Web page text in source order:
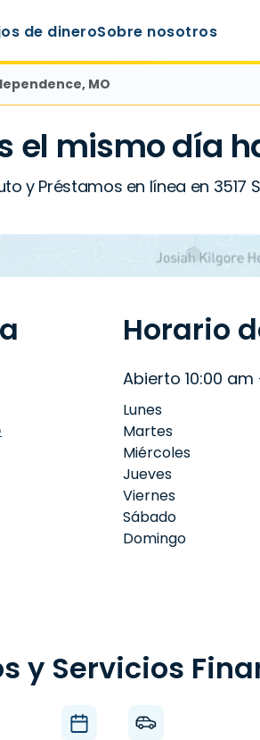
de dineroSobre nosotros
MO
el mismo día
y Préstamos en línea en 3517
Horario
Abierto 10:00
Lunes
Martes
Miércoles
Jueves
Viernes
Sábado
Domingo
y Servicios